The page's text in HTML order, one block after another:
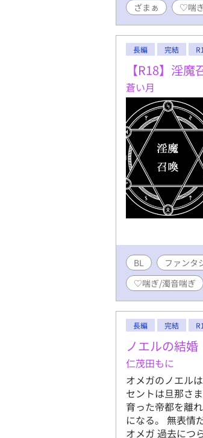
ざまぁ
♡喘
長編 完結
【R18】淫
蒼い月
BL ファンタ
♡喘ぎ/濁音喘ぎ
長編 完結
ノエルの結婚
仁茂田もに
オメガのノエル
セントは旦那さ
育った帝都を離
になる。 無表情
オメガ 過去につ